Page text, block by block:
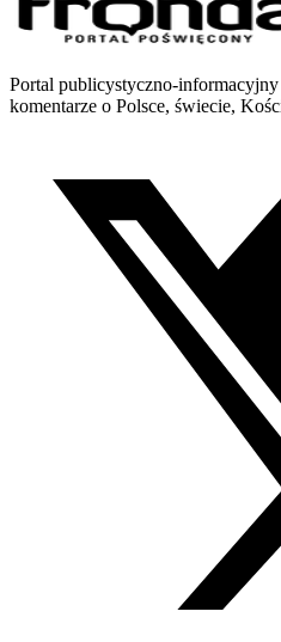
Portal publicystyczno-
komentarze o Polsce, świecie,